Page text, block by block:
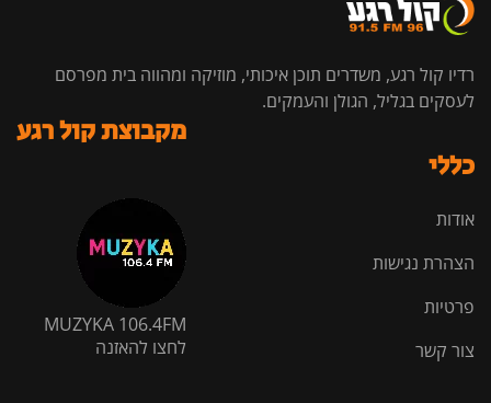
רדיו קול רגע, משדרים תוכן איכותי, מוזיקה ומהווה בית מפרסם
לעסקים בגליל, הגולן והעמקים.
כללי
אודות
הצהרת נגישות
פרטיות
צור קשר
מקבוצת קול רגע
MUZYKA 106.4FM
לחצו להאזנה